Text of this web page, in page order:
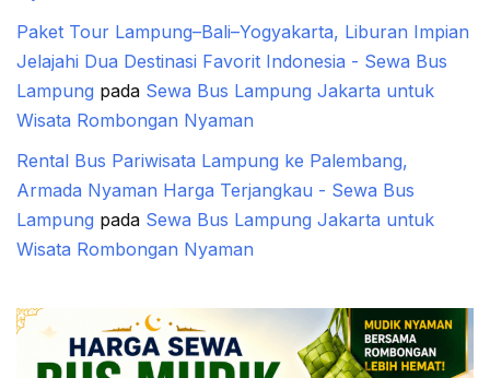
Paket Tour Lampung–Bali–Yogyakarta, Liburan Impian
Jelajahi Dua Destinasi Favorit Indonesia - Sewa Bus
Lampung pada Sewa Bus Lampung Jakarta untuk
Wisata Rombongan Nyaman
Rental Bus Pariwisata Lampung ke Palembang,
Armada Nyaman Harga Terjangkau - Sewa Bus
Lampung pada Sewa Bus Lampung Jakarta untuk
Wisata Rombongan Nyaman